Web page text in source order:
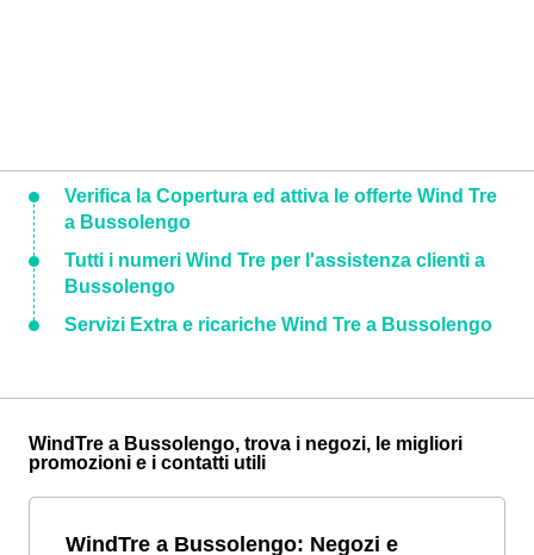
Verifica la Copertura ed attiva le offerte Wind Tre
a Bussolengo
Tutti i numeri Wind Tre per l'assistenza clienti a
Bussolengo
Servizi Extra e ricariche Wind Tre a Bussolengo
WindTre a Bussolengo, trova i negozi, le migliori
promozioni e i contatti utili
WindTre a Bussolengo: Negozi e